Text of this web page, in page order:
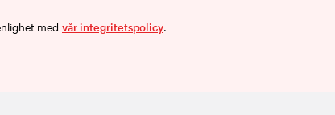
med vår integritetspolicy.